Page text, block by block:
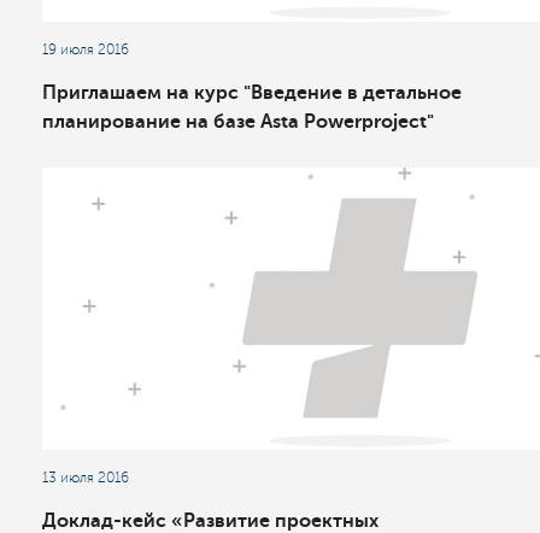
19 июля 2016
Приглашаем на курс "Введение в детальное
планирование на базе Asta Powerproject"
13 июля 2016
Доклад-кейс «Развитие проектных